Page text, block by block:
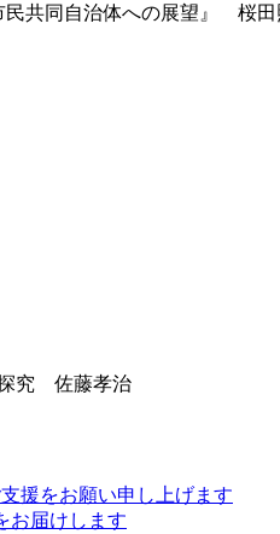
共同自治体への展望』 桜
探究 佐藤孝治
援をお願い申し上げます
お届けします